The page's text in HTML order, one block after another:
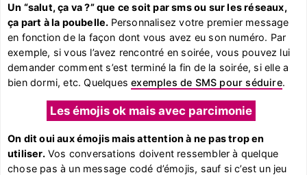
Un “salut, ça va ?” que ce soit par sms ou sur les réseaux,
ça part à la poubelle. Personnalisez votre premier message
en fonction de la façon dont vous avez eu son numéro. Par
exemple, si vous l’avez rencontré en soirée, vous pouvez lui
demander comment s’est terminé la fin de la soirée, si elle a
bien dormi, etc. Quelquesexemples de SMS pour séduire.
Les émojis ok mais avec parcimonie
On dit oui aux émojis mais attention à ne pas trop en
utiliser.Vos conversations doivent ressembler à quelque
chose pas à un message codé d’émojis, sauf si c’est un jeu